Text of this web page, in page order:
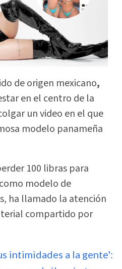
de origen mexicano,
en el centro de la
un video en el que
modelo panameña
100 libras para
modelo de
ha llamado la atención
compartido por
intimidades a la gente':